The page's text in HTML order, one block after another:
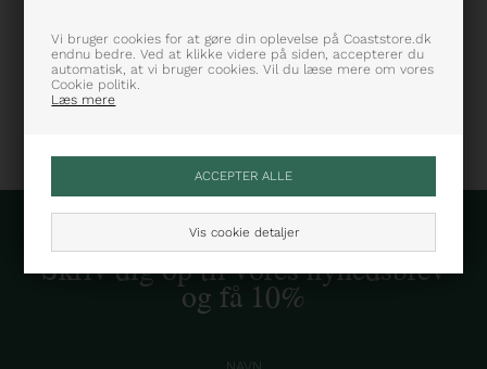
Vi bruger cookies for at gøre din oplevelse på Coaststore.dk
endnu bedre. Ved at klikke videre på siden, accepterer du
automatisk, at vi bruger cookies. Vil du læse mere om vores
Cookie politik.
Læs mere
Vis cookie detaljer
Skriv dig op til vores nyhedsbrev
og få 10%